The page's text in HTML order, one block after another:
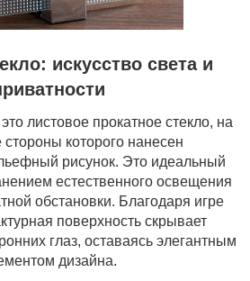
искусство света и
листовое прокатное стекло, на
которого нанесен
рисунок. Это идеальный
естественного освещения
обстановки. Благодаря игре
поверхность скрывает
глаз, оставаясь элегантным
дизайна.